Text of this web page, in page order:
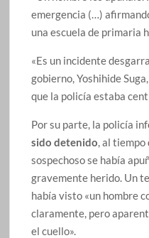
emergencia (…)
una escuela de primaria
«Es un incidente
gobierno, Yoshihide
que la policía estaba
Por su parte, la policía
sido detenido, al tiempo
sospechoso se había
gravemente herido. Un
había visto «un hombre
claramente, pero
el cuello».